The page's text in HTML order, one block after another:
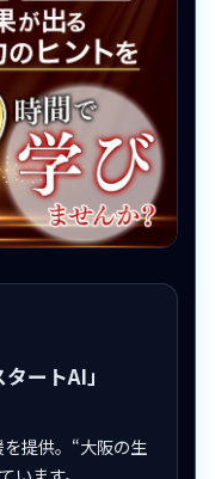
ートAI」
提供。“大阪の生